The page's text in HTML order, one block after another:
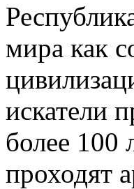
мира как
искатели
более 100
проходят